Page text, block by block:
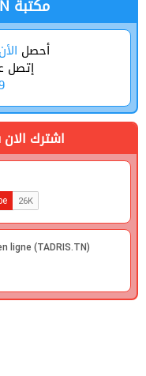
Librairie Devoir.TN مكتبة
أحصل الأن
إتصل
اشترك